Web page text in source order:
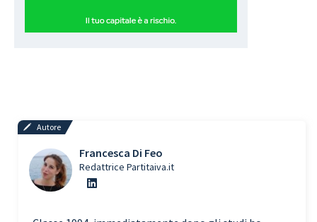
Autore
Francesca Di Feo
Redattrice Partitaiva.it